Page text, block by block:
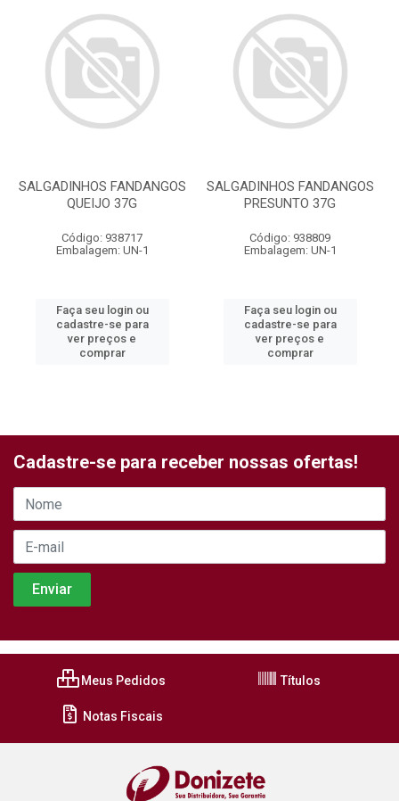
SALGADINHOS FANDANGOS
QUEIJO 37G
Código: 938717
Embalagem: UN-1
Faça seu login ou
cadastre-se para
ver preços e
comprar
SALGADINHOS FANDANGOS
PRESUNTO 37G
Código: 938809
Embalagem: UN-1
Faça seu login ou
cadastre-se para
ver preços e
comprar
Cadastre-se para receber nossas ofertas!
Meus Pedidos Títulos
Notas Fiscais